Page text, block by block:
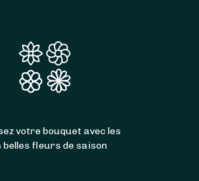
votre bouquet avec les
belles fleurs de saison